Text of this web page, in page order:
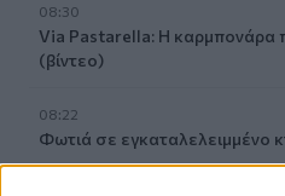
08:30
Via Pastarella: Η καρμπονάρα
(βίντεο)
08:22
Φωτιά σε εγκαταλελειμμένο